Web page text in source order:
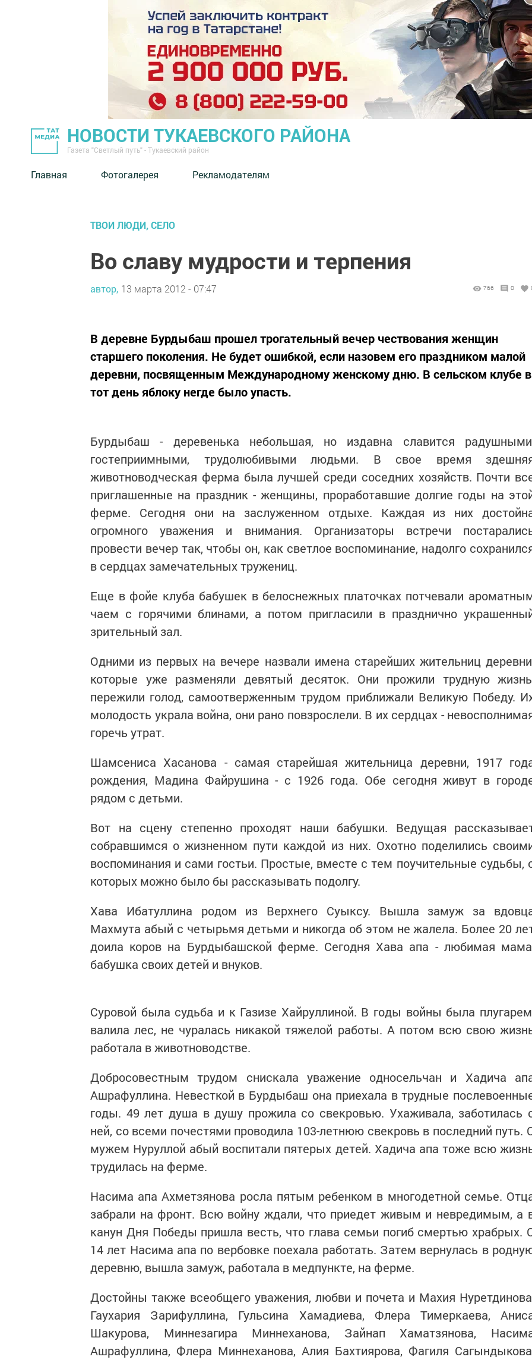
НОВОСТИ ТУКАЕВСКОГО РАЙОНА
Газета "Светлый путь" - Тукаевский район
Главная Фотогалерея Рекламодателям
ТВОИ ЛЮДИ, СЕЛО
Во славу мудрости и терпения
автор, 13 марта 2012 - 07:47 766 0
В деревне Бурдыбаш прошел трогательный вечер чествования женщин
старшего поколения. Не будет ошибкой, если назовем его праздником малой
деревни, посвященным Международному женскому дню. В сельском клубе в
тот день яблоку негде было упасть.
Бурдыбаш - деревенька небольшая, но издавна славится
гостеприимными, трудолюбивыми людьми. В свое время
животноводческая ферма была лучшей среди соседних хозяйств. Почти
приглашенные на праздник - женщины, проработавшие долгие годы на
ферме. Сегодня они на заслуженном отдыхе. Каждая из них
огромного уважения и внимания. Организаторы встречи
провести вечер так, чтобы он, как светлое воспоминание, надолго
в сердцах замечательных тружениц.
Еще в фойе клуба бабушек в белоснежных платочках потчевали
чаем с горячими блинами, а потом пригласили в празднично
зрительный зал.
Одними из первых на вечере назвали имена старейших жительниц
которые уже разменяли девятый десяток. Они прожили трудную
пережили голод, самоотверженным трудом приближали Великую Победу.
молодость украла война, они рано повзрослели. В их сердцах -
горечь утрат.
Шамсениса Хасанова - самая старейшая жительница деревни, 1917
рождения, Мадина Файрушина - с 1926 года. Обе сегодня живут в
рядом с детьми.
Вот на сцену степенно проходят наши бабушки. Ведущая
собравшимся о жизненном пути каждой из них. Охотно поделились
воспоминания и сами гостьи. Простые, вместе с тем поучительные судьбы,
которых можно было бы рассказывать подолгу.
Хава Ибатуллина родом из Верхнего Суыксу. Вышла замуж за
Махмута абый с четырьмя детьми и никогда об этом не жалела. Более 20
доила коров на Бурдыбашской ферме. Сегодня Хава апа - любимая
бабушка своих детей и внуков.
Суровой была судьба и к Газизе Хайруллиной. В годы войны была
валила лес, не чуралась никакой тяжелой работы. А потом всю свою
работала в животноводстве.
Добросовестным трудом снискала уважение односельчан и Хадича
Ашрафуллина. Невесткой в Бурдыбаш она приехала в трудные
годы. 49 лет душа в душу прожила со свекровью. Ухаживала, заботилась
ней, со всеми почестями проводила 103-летнюю свекровь в последний путь.
мужем Нуруллой абый воспитали пятерых детей. Хадича апа тоже всю
трудилась на ферме.
Насима апа Ахметзянова росла пятым ребенком в многодетной семье.
забрали на фронт. Всю войну ждали, что приедет живым и невредимым, а
канун Дня Победы пришла весть, что глава семьи погиб смертью храбрых.
14 лет Насима апа по вербовке поехала работать. Затем вернулась в
деревню, вышла замуж, работала в медпункте, на ферме.
Достойны также всеобщего уважения, любви и почета и Махия
Гаухария Зарифуллина, Гульсина Хамадиева, Флера Тимеркаева,
Шакурова, Миннезагира Миннеханова, Зайнап Хаматзянова,
Ашрафуллина, Флера Миннеханова, Алия Бахтиярова, Фагиля